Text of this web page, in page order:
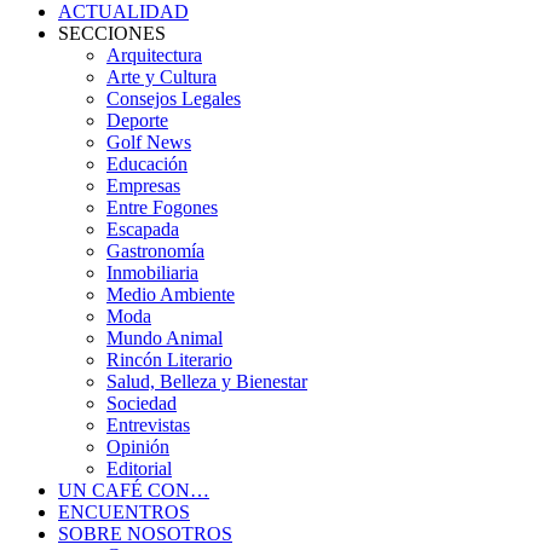
ACTUALIDAD
SECCIONES
Arquitectura
Arte y Cultura
Consejos Legales
Deporte
Golf News
Educación
Empresas
Entre Fogones
Escapada
Gastronomía
Inmobiliaria
Medio Ambiente
Moda
Mundo Animal
Rincón Literario
Salud, Belleza y Bienestar
Sociedad
Entrevistas
Opinión
Editorial
UN CAFÉ CON…
ENCUENTROS
SOBRE NOSOTROS